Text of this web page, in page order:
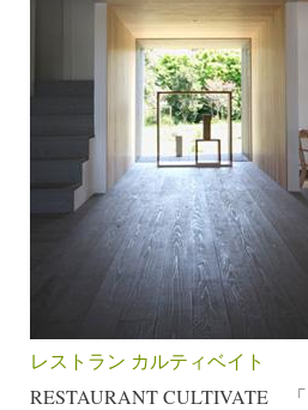
レストラン カルティベイト
RESTAURANT CULTIVATE